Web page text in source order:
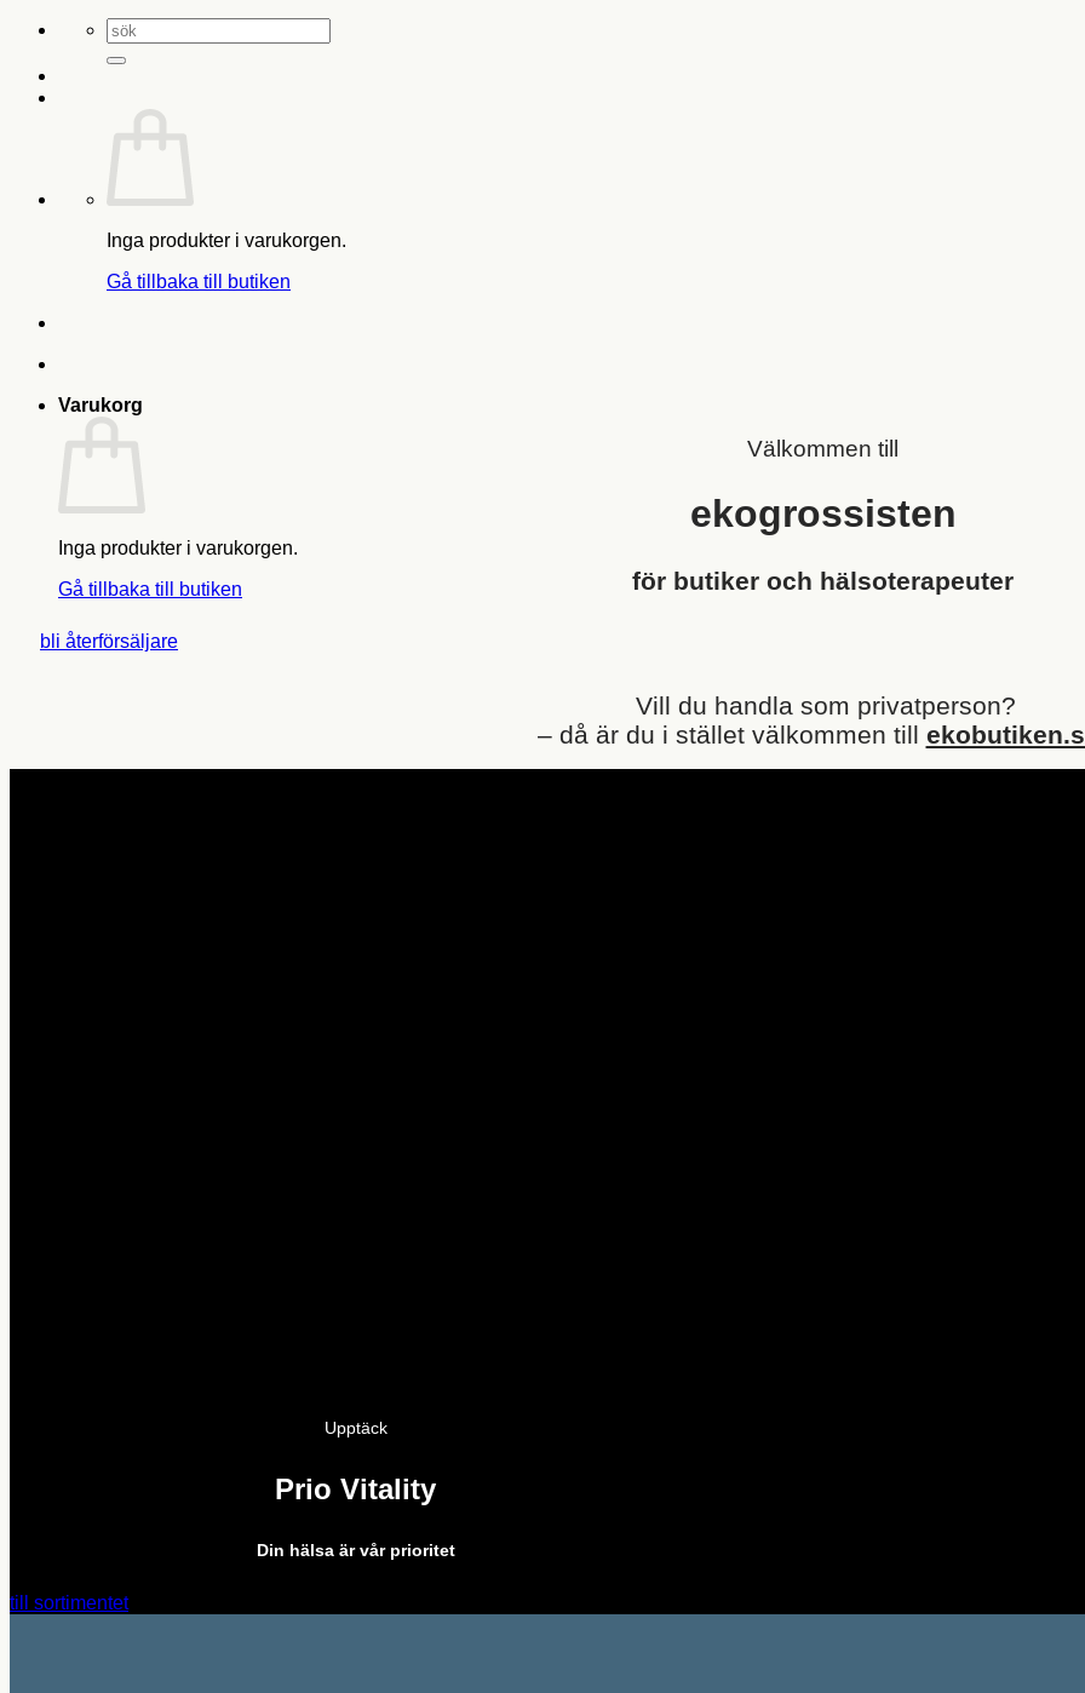
Sök
efter:
Inga produkter i varukorgen.
Gå tillbaka till butiken
Varukorg
Inga produkter i varukorgen.
Gå tillbaka till butiken
Välkommen till
ekogrossisten
för butiker och hälsoterapeuter
bli återförsäljare
Vill du handla som privatperson?
– då är du i stället välkommen till
Upptäck
Prio Vitality
Din hälsa är vår prioritet
till sortimentet